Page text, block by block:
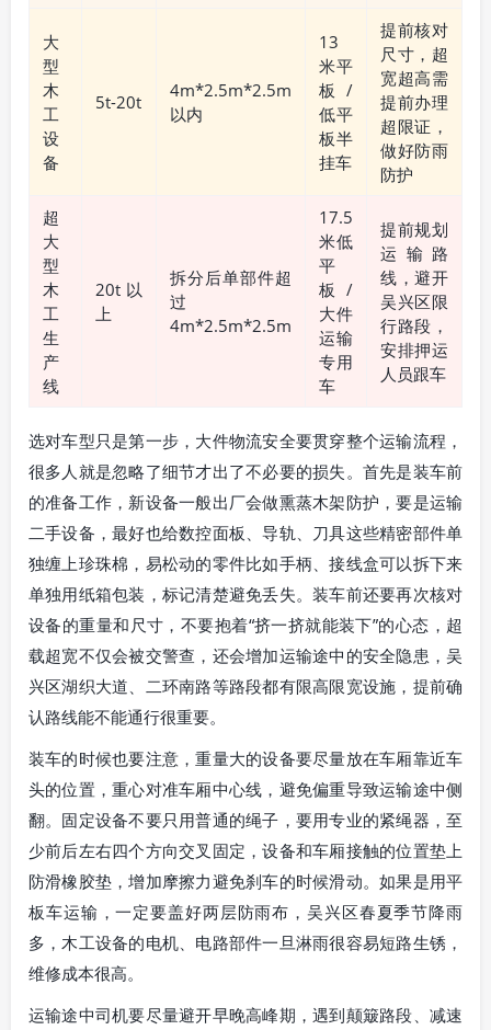
大
型
木
工
设
备
5t-20t
4m*2.5m*2.5m
以内
13
米平
板/
低平
板半
挂车
提前核对
尺寸，超
宽超高需
提前办理
超限证，
做好防雨
防护
超
大
型
木
工
生
产
线
20t以
上
拆分后单部件超
过
4m*2.5m*2.5m
17.5
米低
平
板/
大件
运输
专用
车
提前规划
运输路
线，避开
吴兴区限
行路段，
安排押运
人员跟车
选对车型只是第一步，大件物流安全要贯穿整个运输流程，
很多人就是忽略了细节才出了不必要的损失。首先是装车前
的准备工作，新设备一般出厂会做熏蒸木架防护，要是运输
二手设备，最好也给数控面板、导轨、刀具这些精密部件单
独缠上珍珠棉，易松动的零件比如手柄、接线盒可以拆下来
单独用纸箱包装，标记清楚避免丢失。装车前还要再次核对
设备的重量和尺寸，不要抱着“挤一挤就能装下”的心态，超
载超宽不仅会被交警查，还会增加运输途中的安全隐患，吴
兴区湖织大道、二环南路等路段都有限高限宽设施，提前确
认路线能不能通行很重要。
装车的时候也要注意，重量大的设备要尽量放在车厢靠近车
头的位置，重心对准车厢中心线，避免偏重导致运输途中侧
翻。固定设备不要只用普通的绳子，要用专业的紧绳器，至
少前后左右四个方向交叉固定，设备和车厢接触的位置垫上
防滑橡胶垫，增加摩擦力避免刹车的时候滑动。如果是用平
板车运输，一定要盖好两层防雨布，吴兴区春夏季节降雨
多，木工设备的电机、电路部件一旦淋雨很容易短路生锈，
维修成本很高。
运输途中司机要尽量避开早晚高峰期，遇到颠簸路段、减速